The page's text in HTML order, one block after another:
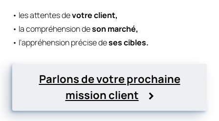
• les attentes devotre client,
• la compréhension deson marché,
• l’appréhension précise deses cibles.
Parlons de votre prochaine
mission client